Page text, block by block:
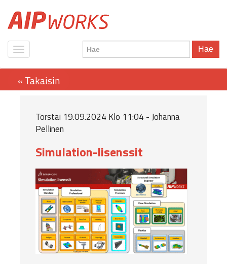
Hae
Torstai 19.09.2024 Klo 11:04 - Johanna
Pellinen
Simulation-lisenssit